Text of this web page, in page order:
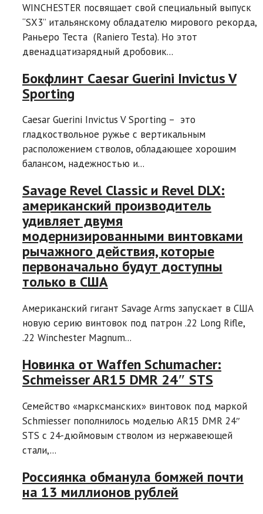
WINCHESTER посвящает свой специальный выпуск
“SX3” итальянскому обладателю мирового рекорда,
Раньеро Теста (Raniero Testa). Но этот
двенадцатизарядный дробовик...
Бокфлинт Caesar Guerini Invictus V
Sporting
Caesar Guerini Invictus V Sporting – это
гладкоствольное ружье с вертикальным
расположением стволов, обладающее хорошим
балансом, надежностью и...
Savage Revel Classic и Revel DLX:
американский производитель
удивляет двумя
модернизированными винтовками
рычажного действия, которые
первоначально будут доступны
только в США
Американский гигант Savage Arms запускает в США
новую серию винтовок под патрон .22 Long Rifle,
.22 Winchester Magnum...
Новинка от Waffen Schumacher:
Schmeisser AR15 DMR 24″ STS
Семейство «марксманских» винтовок под маркой
Schmiesser пополнилось моделью AR15 DMR 24″
STS с 24-дюймовым стволом из нержавеющей
стали,...
Россиянка обманула бомжей почти
на 13 миллионов рублей